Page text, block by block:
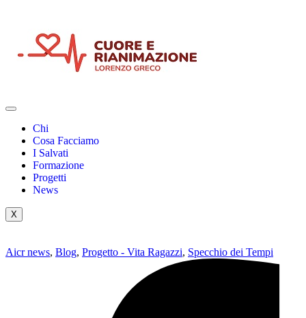
Chi
Cosa Facciamo
I Salvati
Formazione
Progetti
News
X
Aicr news, Blog, Progetto - Vita Ragazzi, Specchio dei Tempi